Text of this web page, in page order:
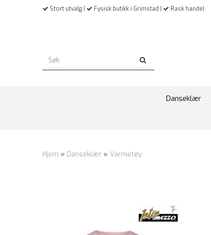
Stort utvalg | Fysisk butikk i Grimstad | Rask handel
Danseklær
Hjem » Danseklær » Varmetøy